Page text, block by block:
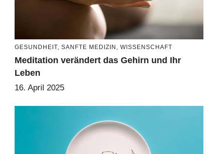
GESUNDHEIT SANFTE MEDIZIN WISSENSCHAFT
Meditation verändert das Gehirn und Ihr
Leben
16. April 2025